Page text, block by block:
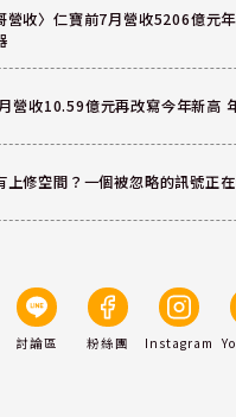
營收〉仁寶前7月營收5206億元
營收10.59億元再改寫今年新高
上修空間？一個被忽略的訊號正
討論區 粉絲團 Instagram